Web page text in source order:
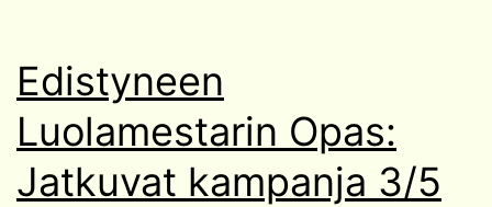
Edistyneen
Luolamestarin Opas:
Jatkuvat kampanja 3/5